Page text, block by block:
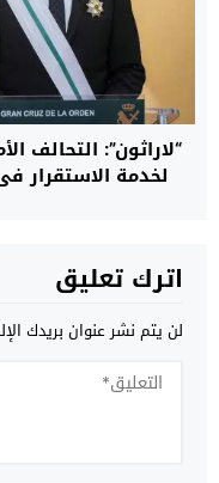
“لاراثون”: التحالف
لخدمة الاستقرار
اترك تعليق
لن يتم نشر عنوان بريدك